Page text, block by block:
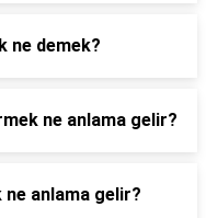
ne demek?
ne anlama gelir?
ne anlama gelir?